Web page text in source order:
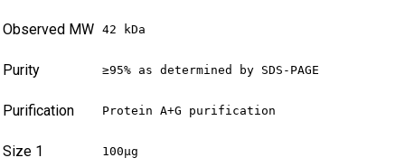
Observed MW 42 kDa
Purity ≥95% as determined by SDS-PAGE
Purification Protein A+G purification
Size 1 100µg